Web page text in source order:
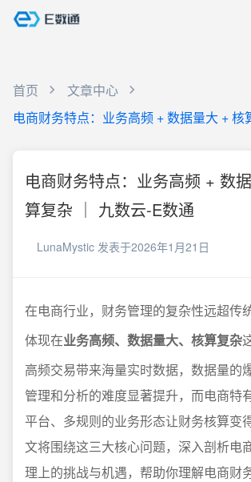
首页
文章中心
电商财务特点：业务高频 + 数据量大 + 核
电商财务特点：业务高频 + 数
算复杂 ｜ 九数云-E数通
LunaMystic 发表于2026年1月21日
在电商行业，财务管理的复杂性远超传
体现在业务高频、数据量大、核算复杂
高频交易带来海量实时数据，数据量的
管理和分析的难度显著提升，而电商特
平台、多规则的业务形态让财务核算变
文将围绕这三大核心问题，深入剖析电
理上的挑战与机遇，帮助你理解电商财